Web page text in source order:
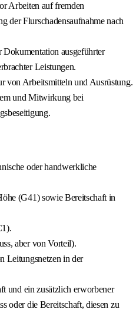
Arbeiten auf fremden
der Flurschadensaufnahme nach
ausgeführter
Leistungen.
von Arbeitsmitteln und Ausrüstung.
und Mitwirkung bei
oder handwerkliche
(G41) sowie Bereitschaft in
aber von Vorteil).
Leitungsnetzen in der
und ein zusätzlich erworbener
oder die Bereitschaft, diesen zu